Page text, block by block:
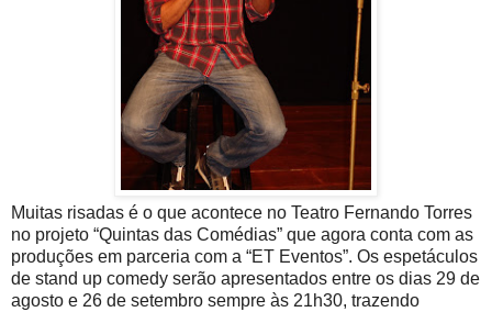
Muitas risadas é o que acontece no Teatro Fernando Torres
no projeto “Quintas das Comédias” que agora conta com as
produções em parceria com a “ET Eventos”. Os espetáculos
de stand up comedy serão apresentados entre os dias 29 de
agosto e 26 de setembro sempre às 21h30, trazendo